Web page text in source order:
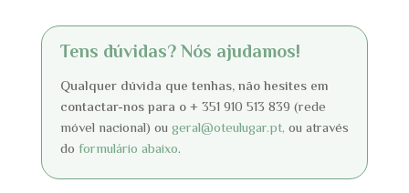
Tens dúvidas? Nós ajudamos!
Qualquer dúvida que tenhas, não hesites em
contactar-nos para o+ 351 910 513 839 (rede
móvel nacional) ou geral@oteulugar.pt, ou através
do formulário abaixo.